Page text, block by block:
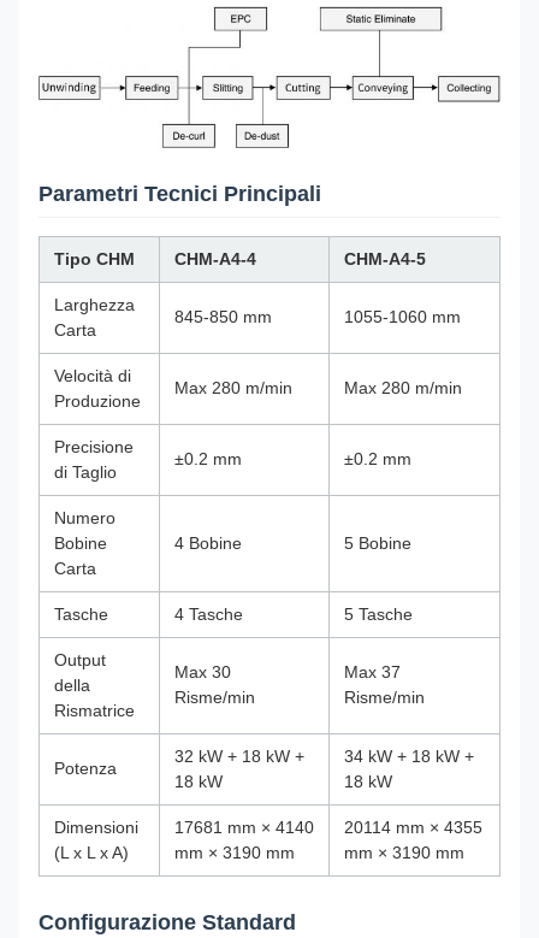
Parametri Tecnici Principali
Tipo CHM CHM-A4-4 CHM-A4-5
Larghezza
Carta
845-850 mm 1055-1060 mm
Velocità di
Produzione
Max 280 m/min Max 280 m/min
Precisione
di Taglio
±0.2 mm ±0.2 mm
Numero
Bobine
Carta
4 Bobine 5 Bobine
Tasche 4 Tasche 5 Tasche
Output
della
Rismatrice
Max 30
Risme/min
Max 37
Risme/min
Potenza
32 kW + 18 kW +
18 kW
34 kW + 18 kW +
18 kW
Dimensioni
(L x L x A)
17681 mm × 4140
mm × 3190 mm
20114 mm × 4355
mm × 3190 mm
Configurazione Standard